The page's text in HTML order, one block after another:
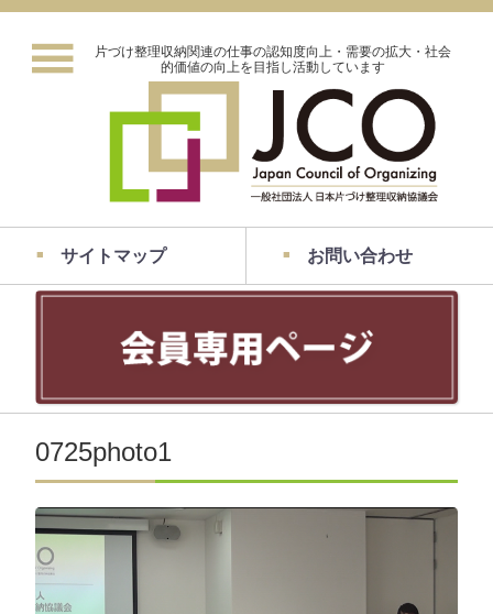
片づけ整理収納関連の仕事の認知度向上・需要の拡大・社会
的価値の向上を目指し活動しています
サイトマップ お問い合わせ
0725photo1